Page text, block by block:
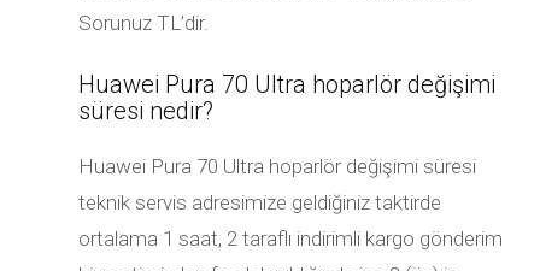
Sorunuz TL’dir.
Huawei Pura 70 Ultra hoparlör değişimi
süresi nedir?
Huawei Pura 70 Ultra hoparlör değişimi süresi
teknik servis adresimize geldiğiniz taktirde
ortalama 1 saat, 2 taraflı indirimli kargo gönderim